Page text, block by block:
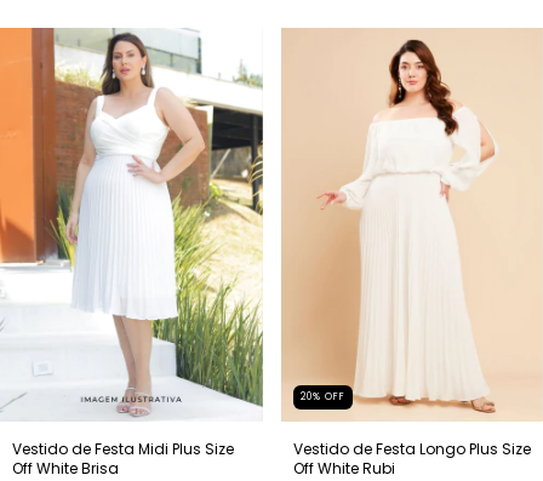
Vestido de Festa Midi Plus Size
Off White Brisa
20% OFF
Vestido de Festa Longo Plus Size
Off White Rubi